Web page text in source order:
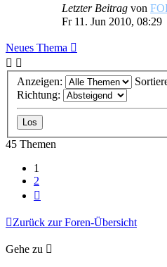
Letzter Beitrag von
Fr 11. Jun 2010, 08:29
Neues Thema
Anzeigen:
Richtung:
45 Themen
1
2
Zurück zur Foren-Übersicht
Gehe zu